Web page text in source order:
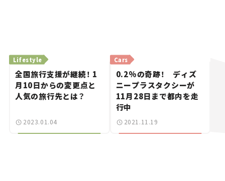
Lifestyle
全国旅行支援が継続！ 1
月10日からの変更点と
人気の旅行先とは？
2023.01.04
Cars
0.2%の奇跡！ ディズ
ニープラスタクシーが
11月28日まで都内を走
行中
2021.11.19